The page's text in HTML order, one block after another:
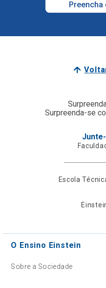
Surpreenda-se
Escola
O Ensino Einstein
Sobre a Sociedade